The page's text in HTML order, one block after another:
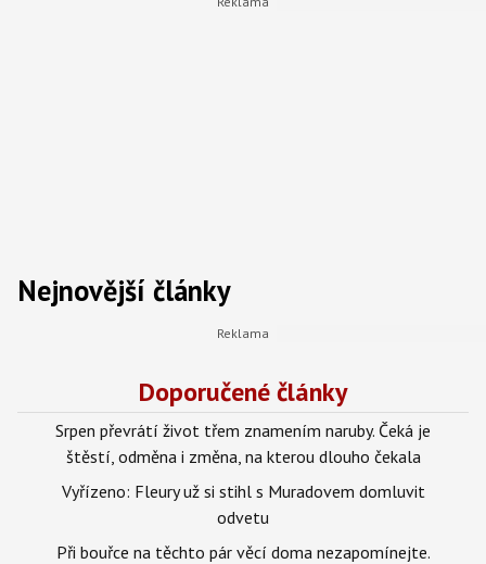
Nejnovější články
Doporučené články
Srpen převrátí život třem znamením naruby. Čeká je
štěstí, odměna i změna, na kterou dlouho čekala
Vyřízeno: Fleury už si stihl s Muradovem domluvit
odvetu
Při bouřce na těchto pár věcí doma nezapomínejte.